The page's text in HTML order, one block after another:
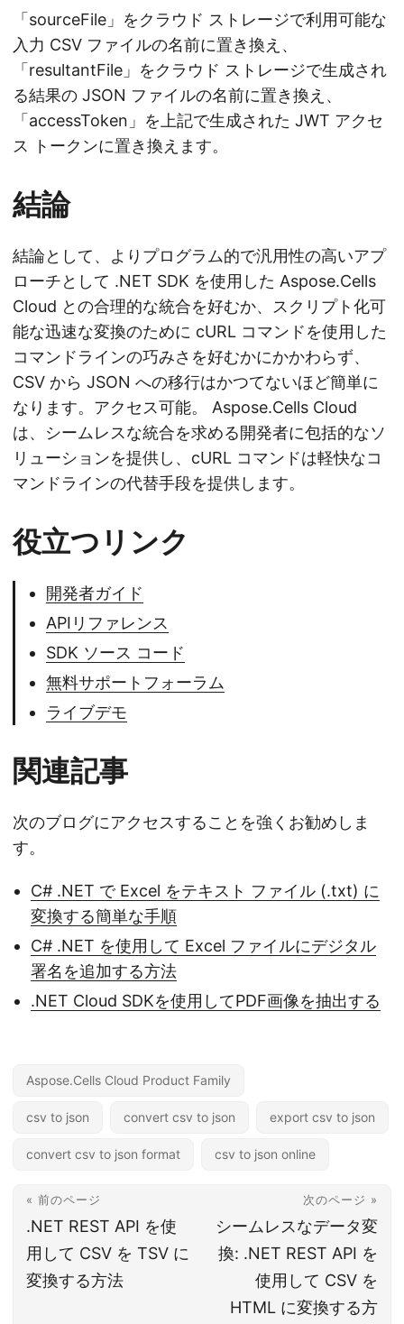
「sourceFile」をクラウド ストレージで利用可能な
入力 CSV ファイルの名前に置き換え、
「resultantFile」をクラウド ストレージで生成され
る結果の JSON ファイルの名前に置き換え、
「accessToken」を上記で生成された JWT アクセ
ス トークンに置き換えます。
結論
結論として、よりプログラム的で汎用性の高いアプ
ローチとして .NET SDK を使用した Aspose.Cells
Cloud との合理的な統合を好むか、スクリプト化可
能な迅速な変換のために cURL コマンドを使用した
コマンドラインの巧みさを好むかにかかわらず、
CSV から JSON への移行はかつてないほど簡単に
なります。アクセス可能。 Aspose.Cells Cloud
は、シームレスな統合を求める開発者に包括的なソ
リューションを提供し、cURL コマンドは軽快なコ
マンドラインの代替手段を提供します。
役立つリンク
開発者ガイド
APIリファレンス
SDK ソース コード
無料サポートフォーラム
ライブデモ
関連記事
次のブログにアクセスすることを強くお勧めしま
す。
C# .NET で Excel をテキスト ファイル (.txt) に
変換する簡単な手順
C# .NET を使用して Excel ファイルにデジタル
署名を追加する方法
.NET Cloud SDKを使用してPDF画像を抽出する
Aspose.Cells Cloud Product Family
csv to json convert csv to json export csv to json
convert csv to json format csv to json online
« 前のページ
.NET REST API を使
用して CSV を TSV に
変換する方法
次のページ »
シームレスなデータ変
換: .NET REST API を
使用して CSV を
HTML に変換する方